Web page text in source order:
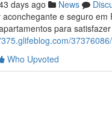
days ago News
e seguro
para
Who Upvoted